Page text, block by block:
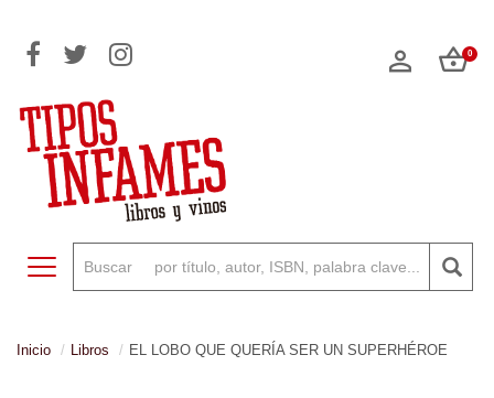
0
Toggle navigation
Inicio Libros EL LOBO QUE QUERÍA SER UN SUPERHÉROE